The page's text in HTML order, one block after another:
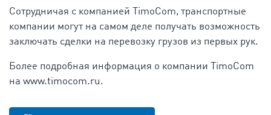
Сотрудничая с компанией TimoCom, транспортные
компании могут на самом деле получать возможность
заключать сделки на перевозку грузов из первых рук.
Более подробная информация о компании TimoCom
на www.timocom.ru.